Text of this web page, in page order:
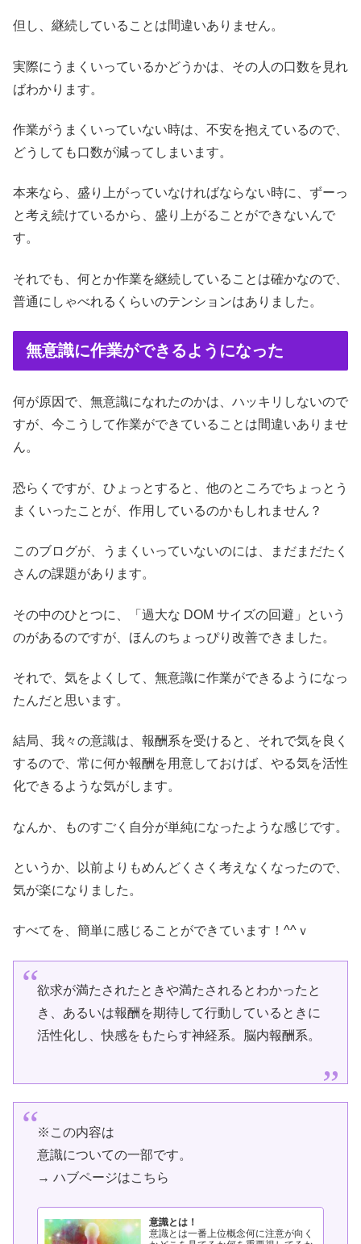
但し、継続していることは間違いありません。
実際にうまくいっているかどうかは、その人の口数を見れ
ばわかります。
作業がうまくいっていない時は、不安を抱えているので、
どうしても口数が減ってしまいます。
本来なら、盛り上がっていなければならない時に、ずーっ
と考え続けているから、盛り上がることができないんで
す。
それでも、何とか作業を継続していることは確かなので、
普通にしゃべれるくらいのテンションはありました。
無意識に作業ができるようになった
何が原因で、無意識になれたのかは、ハッキリしないので
すが、今こうして作業ができていることは間違いありませ
ん。
恐らくですが、ひょっとすると、他のところでちょっとう
まくいったことが、作用しているのかもしれません？
このブログが、うまくいっていないのには、まだまだたく
さんの課題があります。
その中のひとつに、「過大な DOM サイズの回避」という
のがあるのですが、ほんのちょっぴり改善できました。
それで、気をよくして、無意識に作業ができるようになっ
たんだと思います。
結局、我々の意識は、報酬系を受けると、それで気を良く
するので、常に何か報酬を用意しておけば、やる気を活性
化できるような気がします。
なんか、ものすごく自分が単純になったような感じです。
というか、以前よりもめんどくさく考えなくなったので、
気が楽になりました。
すべてを、簡単に感じることができています！^^ｖ
欲求が満たされたときや満たされるとわかったと
き、あるいは報酬を期待して行動しているときに
活性化し、快感をもたらす神経系。脳内報酬系。
※この内容は
意識についての一部です。
→ ハブページはこちら
意識とは！
意識とは一番上位概念何に注意が向く